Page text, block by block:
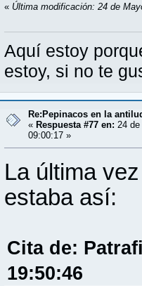
« Última modificación: 24 de
Aquí estoy
estoy, si no te
Re:Pepinacos en la
« Respuesta #77 en: 24
09:00:17 »
La última
estaba así:
Cita de:
19:50:46